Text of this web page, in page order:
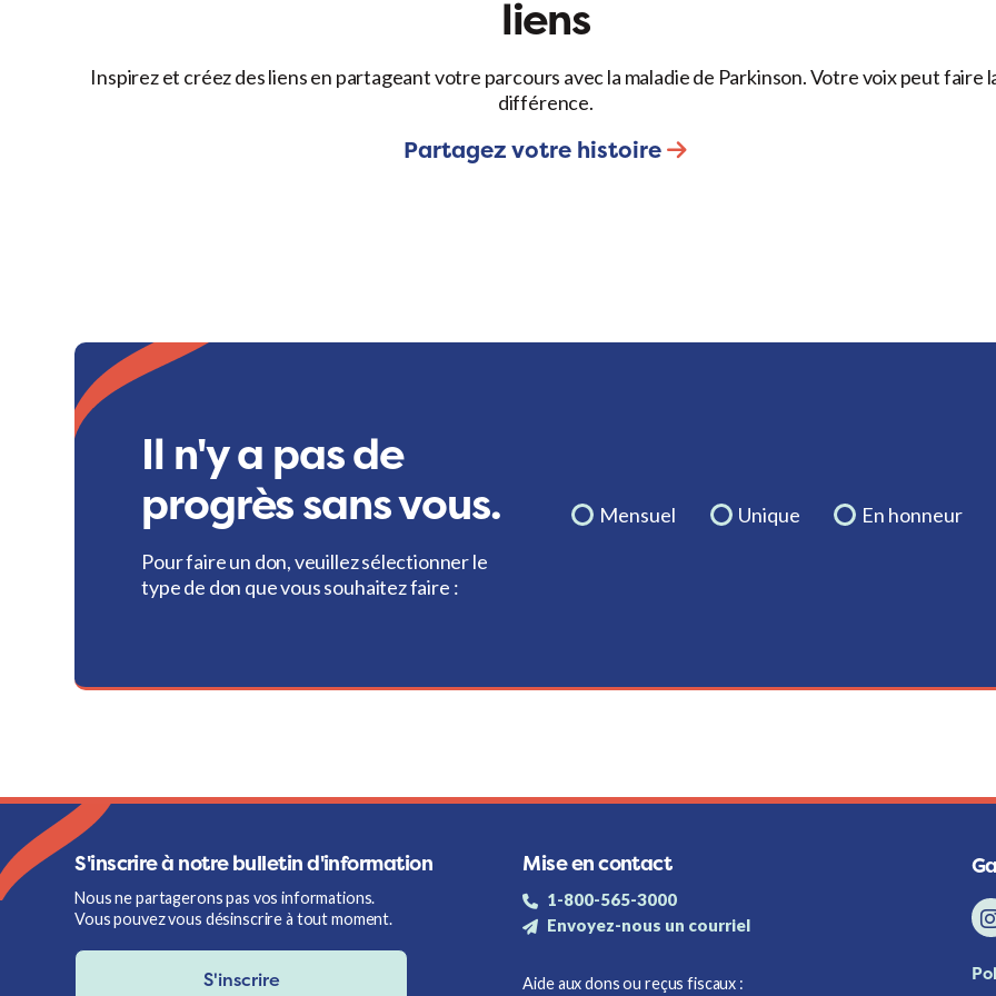
liens
Inspirez et créez des liens en partageant votre parcours avec la maladie de Parkinson. Votre voix peut faire
différence.
Partagez votre histoire
Il n'y a pas de
progrès sans vous.
Pour faire un don, veuillez sélectionner le
type de don que vous souhaitez faire :
Mensuel Unique En honneur
S'inscrire à notre bulletin d'information
Nous ne partagerons pas vos informations.
Vous pouvez vous désinscrire à tout moment.
S'inscrire
Mise en contact
1-800-565-3000
Envoyez-nous un courriel
Aide aux dons ou reçus fiscaux :